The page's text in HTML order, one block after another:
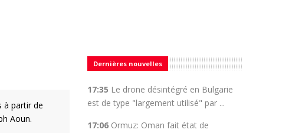
à partir de
Aoun.
Dernières nouvelles
17:35 Le drone désintégré en Bulgarie
est de type "largement utilisé" par ...
17:06 Ormuz: Oman fait état de